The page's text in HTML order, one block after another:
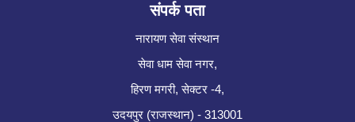
संपर्क पता
नारायण सेवा संस्थान
सेवा धाम सेवा नगर,
हिरण मगरी, सेक्टर -4,
उदयपुर (राजस्थान) - 313001